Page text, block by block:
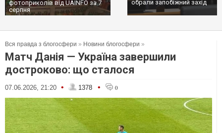
фотоприколів від UAINFO за 7
серпня
обрали запобіжний захід
Вся правда з блогосфери » Новини блогосфери »
Матч Данія — Україна завершили
достроково: що сталося
07.06.2026, 21:20 • 1378 • 0